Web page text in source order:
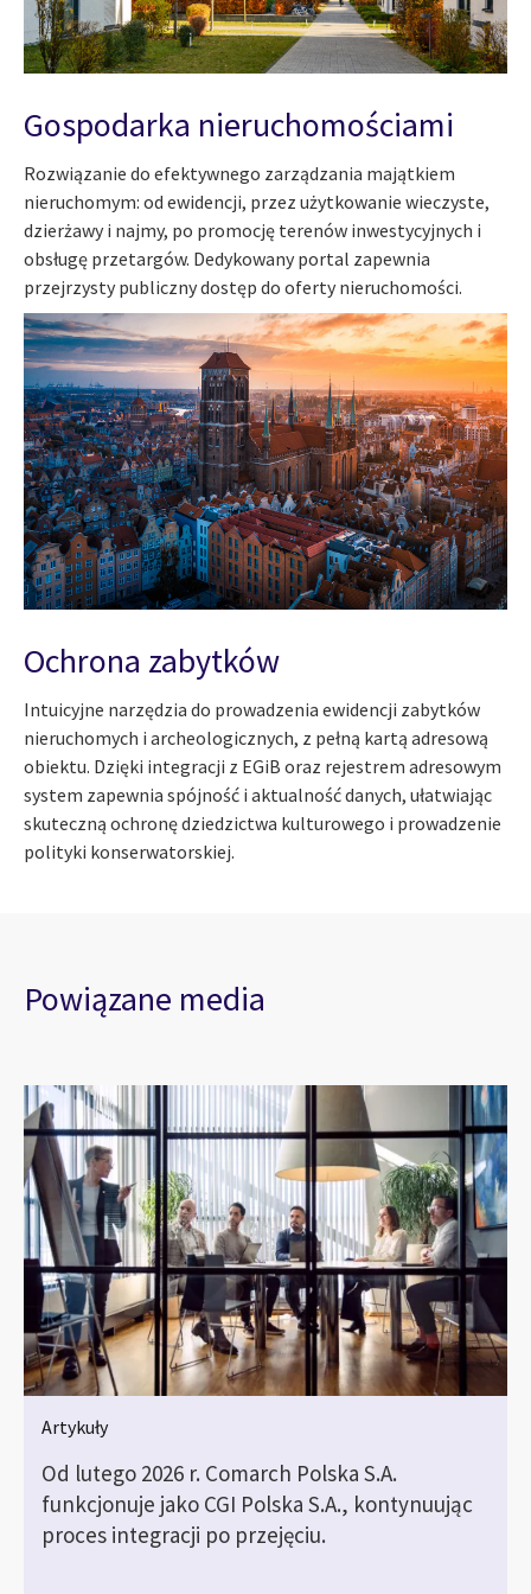
Gospodarka nieruchomościami
Rozwiązanie do efektywnego zarządzania majątkiem
nieruchomym: od ewidencji, przez użytkowanie wieczyste,
dzierżawy i najmy, po promocję terenów inwestycyjnych i
obsługę przetargów. Dedykowany portal zapewnia
przejrzysty publiczny dostęp do oferty nieruchomości.
Ochrona zabytków
Intuicyjne narzędzia do prowadzenia ewidencji zabytków
nieruchomych i archeologicznych, z pełną kartą adresową
obiektu. Dzięki integracji z EGiB oraz rejestrem adresowym
system zapewnia spójność i aktualność danych, ułatwiając
skuteczną ochronę dziedzictwa kulturowego i prowadzenie
polityki konserwatorskiej.
Powiązane media
Artykuły
Od lutego 2026 r. Comarch Polska S.A.
funkcjonuje jako CGI Polska S.A., kontynuując
proces integracji po przejęciu.